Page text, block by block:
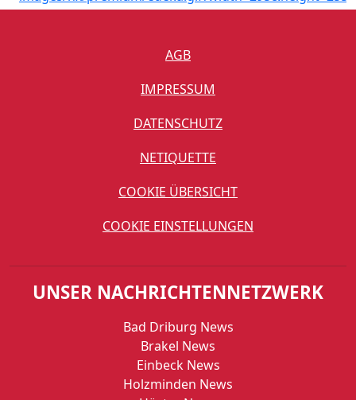
AGB
IMPRESSUM
DATENSCHUTZ
NETIQUETTE
COOKIE ÜBERSICHT
COOKIE EINSTELLUNGEN
UNSER NACHRICHTENNETZWERK
Bad Driburg News
Brakel News
Einbeck News
Holzminden News